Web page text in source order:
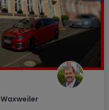
Waxweiler